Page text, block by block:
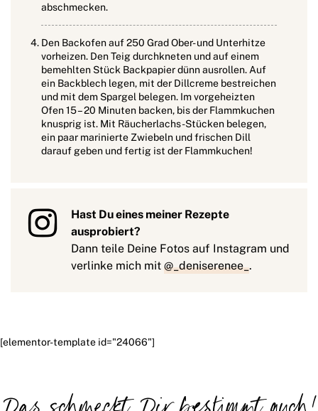
abschmecken.
Den Backofen auf 250 Grad Ober- und Unterhitze
vorheizen. Den Teig durchkneten und auf einem
bemehlten Stück Backpapier dünn ausrollen. Auf
ein Backblech legen, mit der Dillcreme bestreichen
und mit dem Spargel belegen. Im vorgeheizten
Ofen 15 – 20 Minuten backen, bis der Flammkuchen
knusprig ist. Mit Räucherlachs-Stücken belegen,
ein paar marinierte Zwiebeln und frischen Dill
darauf geben und fertig ist der Flammkuchen!
Hast Du eines meiner Rezepte
ausprobiert?
Dann teile Deine Fotos auf Instagram und
verlinke mich mit @_deniserenee_.
[elementor-template id="24066"]